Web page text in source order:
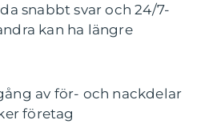
snabbt svar och 24/7-
kan ha längre
av för- och nackdelar
företag